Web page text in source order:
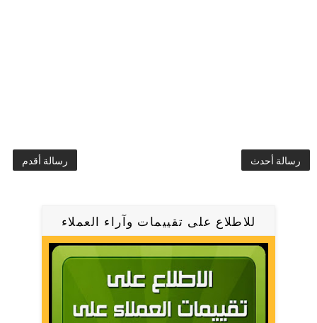
رسالة أحدث رسالة أقدم
للاطلاع على تقييمات وآراء العملاء